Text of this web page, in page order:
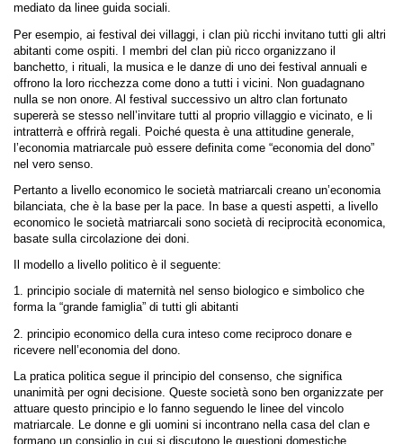
mediato da linee guida sociali.
Per esempio, ai festival dei villaggi, i clan più ricchi invitano tutti gli altri
abitanti come ospiti. I membri del clan più ricco organizzano il
banchetto, i rituali, la musica e le danze di uno dei festival annuali e
offrono la loro ricchezza come dono a tutti i vicini. Non guadagnano
nulla se non onore. Al festival successivo un altro clan fortunato
supererà se stesso nell’invitare tutti al proprio villaggio e vicinato, e li
intratterrà e offrirà regali. Poiché questa è una attitudine generale,
l’economia matriarcale può essere definita come “economia del dono”
nel vero senso.
Pertanto a livello economico le società matriarcali creano un’economia
bilanciata, che è la base per la pace. In base a questi aspetti, a livello
economico le società matriarcali sono società di reciprocità economica,
basate sulla circolazione dei doni.
Il modello a livello politico è il seguente:
1. principio sociale di maternità nel senso biologico e simbolico che
forma la “grande famiglia” di tutti gli abitanti
2. principio economico della cura inteso come reciproco donare e
ricevere nell’economia del dono.
La pratica politica segue il principio del consenso, che significa
unanimità per ogni decisione. Queste società sono ben organizzate per
attuare questo principio e lo fanno seguendo le linee del vincolo
matriarcale. Le donne e gli uomini si incontrano nella casa del clan e
formano un consiglio in cui si discutono le questioni domestiche.